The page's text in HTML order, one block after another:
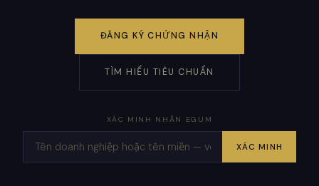
ĐĂNG KÝ CHỨNG NHẬN
TÌM HIỂU TIÊU CHUẨN
XÁC MINH NHÃN EGUM
XÁC MINH